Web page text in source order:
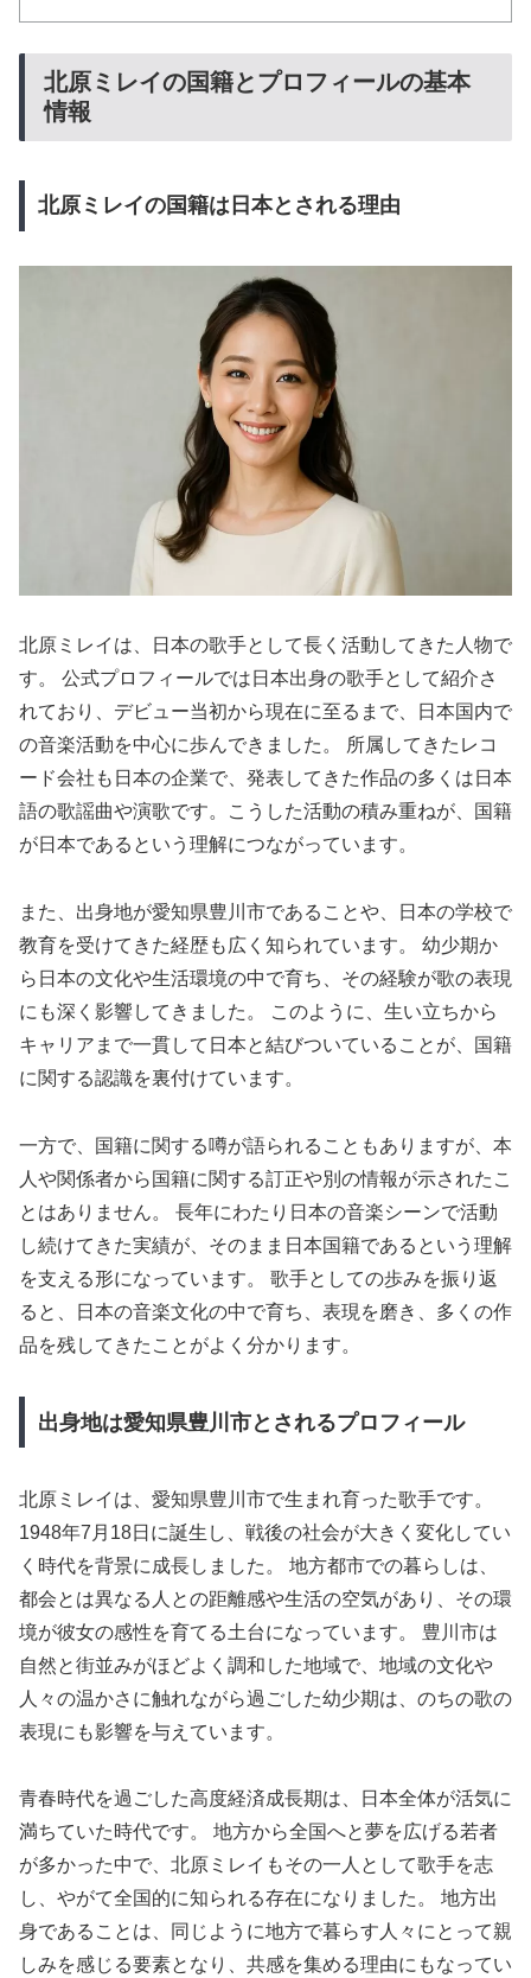
北原ミレイの国籍とプロフィールの基本
情報
北原ミレイの国籍は日本とされる理由
北原ミレイは、日本の歌手として長く活動してきた人物で
す。 公式プロフィールでは日本出身の歌手として紹介さ
れており、デビュー当初から現在に至るまで、日本国内で
の音楽活動を中心に歩んできました。 所属してきたレコ
ード会社も日本の企業で、発表してきた作品の多くは日本
語の歌謡曲や演歌です。こうした活動の積み重ねが、国籍
が日本であるという理解につながっています。
また、出身地が愛知県豊川市であることや、日本の学校で
教育を受けてきた経歴も広く知られています。 幼少期か
ら日本の文化や生活環境の中で育ち、その経験が歌の表現
にも深く影響してきました。 このように、生い立ちから
キャリアまで一貫して日本と結びついていることが、国籍
に関する認識を裏付けています。
一方で、国籍に関する噂が語られることもありますが、本
人や関係者から国籍に関する訂正や別の情報が示されたこ
とはありません。 長年にわたり日本の音楽シーンで活動
し続けてきた実績が、そのまま日本国籍であるという理解
を支える形になっています。 歌手としての歩みを振り返
ると、日本の音楽文化の中で育ち、表現を磨き、多くの作
品を残してきたことがよく分かります。
出身地は愛知県豊川市とされるプロフィール
北原ミレイは、愛知県豊川市で生まれ育った歌手です。
1948年7月18日に誕生し、戦後の社会が大きく変化してい
く時代を背景に成長しました。 地方都市での暮らしは、
都会とは異なる人との距離感や生活の空気があり、その環
境が彼女の感性を育てる土台になっています。 豊川市は
自然と街並みがほどよく調和した地域で、地域の文化や
人々の温かさに触れながら過ごした幼少期は、のちの歌の
表現にも影響を与えています。
青春時代を過ごした高度経済成長期は、日本全体が活気に
満ちていた時代です。 地方から全国へと夢を広げる若者
が多かった中で、北原ミレイもその一人として歌手を志
し、やがて全国的に知られる存在になりました。 地方出
身であることは、同じように地方で暮らす人々にとって親
しみを感じる要素となり、共感を集める理由にもなってい